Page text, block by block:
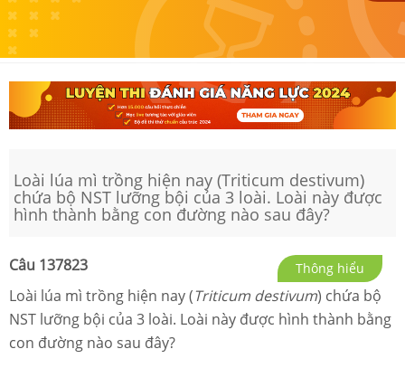
Loài lúa mì trồng hiện nay (Triticum destivum)
chứa bộ NST lưỡng bội của 3 loài. Loài này được
hình thành bằng con đường nào sau đây?
Câu 137823 Thông hiểu
Loài lúa mì trồng hiện nay (Triticum destivum) chứa bộ
NST lưỡng bội của 3 loài. Loài này được hình thành bằng
con đường nào sau đây?